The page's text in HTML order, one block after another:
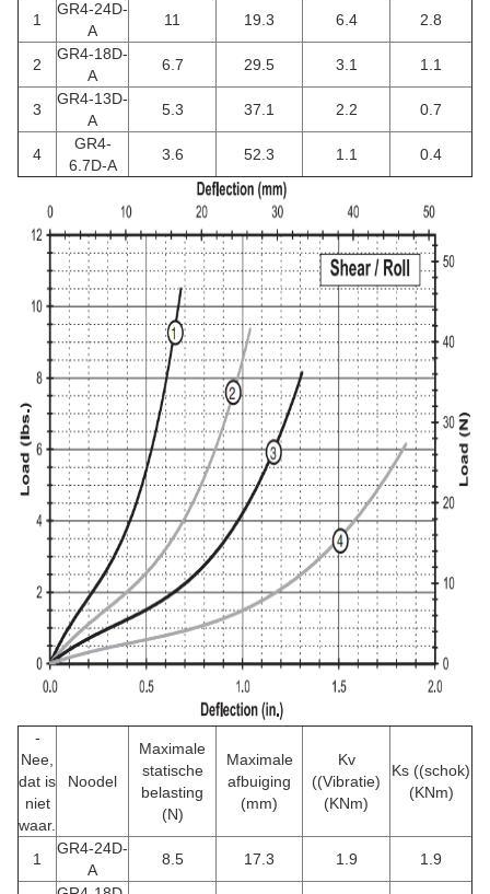
1
GR4-24D-
A
11 19.3 6.4 2.8
2
GR4-18D-
A
6.7 29.5 3.1 1.1
3
GR4-13D-
A
5.3 37.1 2.2 0.7
4
GR4-
6.7D-A
3.6 52.3 1.1 0.4
-
Nee,
dat is
niet
waar.
Noodel
Maximale
statische
belasting
(N)
Maximale
afbuiging
(mm)
Kv
((Vibratie)
(KNm)
Ks ((schok)
(KNm)
1
GR4-24D-
A
8.5 17.3 1.9
1.9